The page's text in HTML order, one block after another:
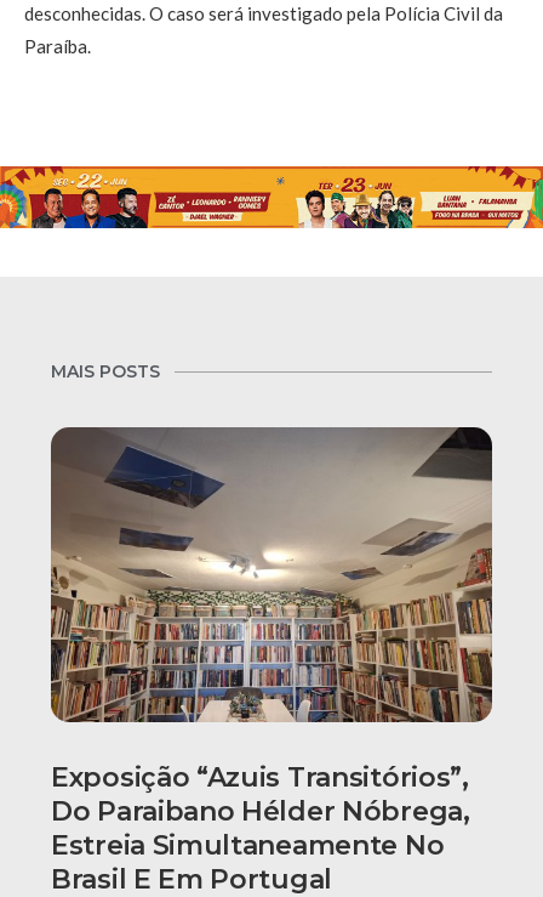
desconhecidas. O caso será investigado pela Polícia Civil da
Paraíba.
MAIS POSTS
Exposição “Azuis Transitórios”,
Do Paraibano Hélder Nóbrega,
Estreia Simultaneamente No
Brasil E Em Portugal